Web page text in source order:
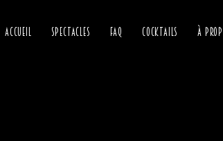
ACCUEIL SPECTACLES FAQ COCKTAILS À